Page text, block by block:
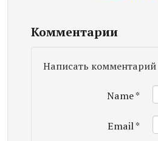
Комментарии
Написать комментарий
Name*
Email*